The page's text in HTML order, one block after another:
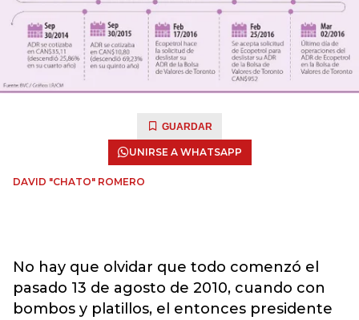
GUARDAR
UNIRSE A WHATSAPP
DAVID "CHATO" ROMERO
No hay que olvidar que todo comenzó el
pasado 13 de agosto de 2010, cuando con
bombos y platillos, el entonces presidente